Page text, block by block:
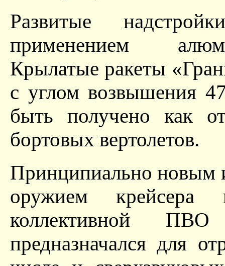
Развитые
применением
Крылатые ракеты
с углом возвышения
быть получено как
бортовых вертолетов.
Принципиально новым
оружием
коллективной
предназначался для